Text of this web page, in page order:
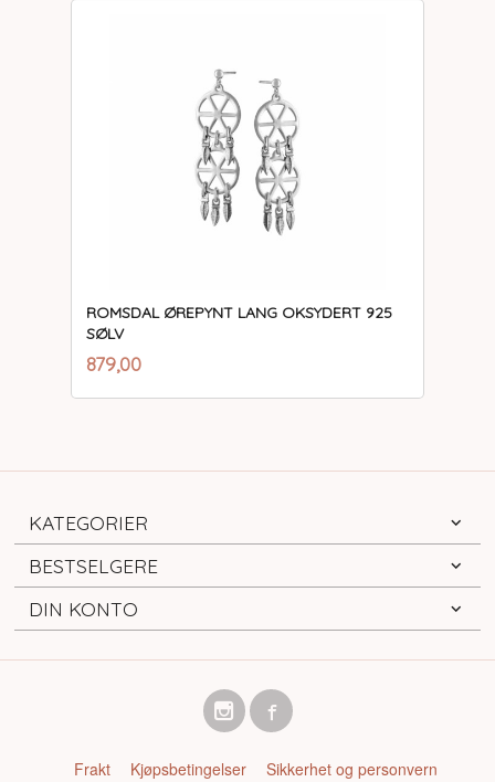
ROMSDAL ØREPYNT LANG OKSYDERT 925
SØLV
Pris
879,00mva.
KATEGORIER
BESTSELGERE
DIN KONTO
Frakt Kjøpsbetingelser Sikkerhet og personvern